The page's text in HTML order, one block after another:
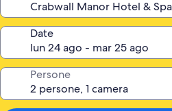
Date
Persone